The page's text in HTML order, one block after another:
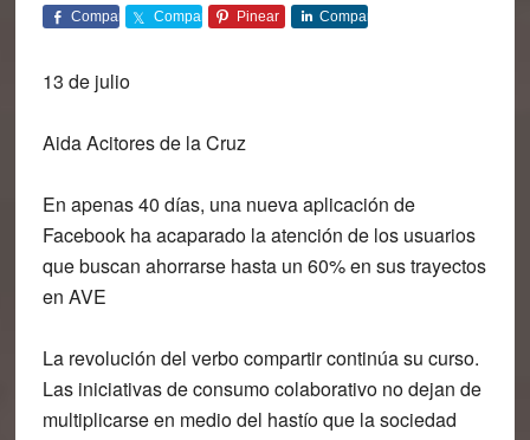
Comparte Comparte Pinear Comparte
13 de julio
Aida Acitores de la Cruz
En apenas 40 días, una nueva aplicación de
Facebook ha acaparado la atención de los usuarios
que buscan ahorrarse hasta un 60% en sus trayectos
en AVE
La revolución del verbocompartircontinúa su curso.
Las iniciativas de consumo colaborativo no dejan de
multiplicarse en medio del hastío que la sociedad